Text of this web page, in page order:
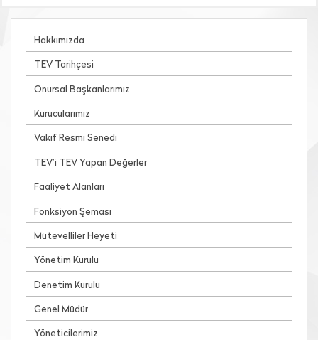
Hakkımızda
TEV Tarihçesi
Onursal Başkanlarımız
Kurucularımız
Vakıf Resmi Senedi
TEV’i TEV Yapan Değerler
Faaliyet Alanları
Fonksiyon Şeması
Mütevelliler Heyeti
Yönetim Kurulu
Denetim Kurulu
Genel Müdür
Yöneticilerimiz